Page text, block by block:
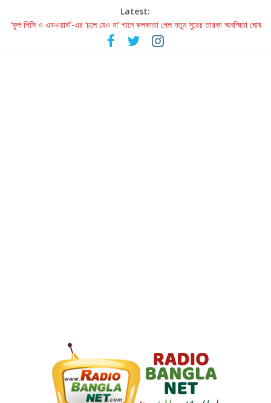
Latest:
‘ফুল পিসি ও এডওয়ার্ড’-এর ‘চলে যেও না’ গানে কলকাতা পেল নতুন সুরের তারকা অনস্মিতা ঘোষ
রবীন্দ্রনাথ ও গুলজারের সৃষ্টির মেলবন্ধনে মুগ্ধ করল ‘দুই তারার দোতারা’
কলের গান থেকে রীলস্ — বাঙালির গান শোনার বিবর্তনের গল্প